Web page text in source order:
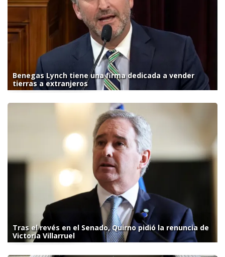
Benegas Lynch tiene una firma dedicada a vender
tierras a extranjeros
Tras el revés en el Senado, Quirno pidió la renuncia de
Victoria Villarruel